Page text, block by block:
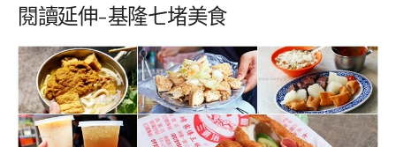
閱讀延伸-基隆七堵美食